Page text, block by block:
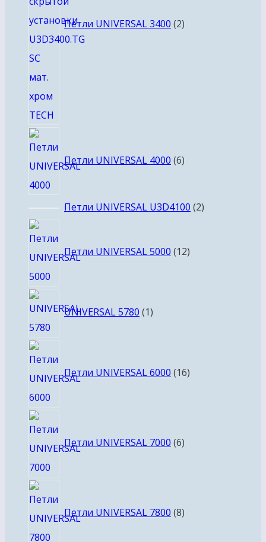
Петли UNIVERSAL 3400 2
Петли UNIVERSAL 4000 6товаров
Петли UNIVERSAL U3D4100 22
Петли UNIVERSAL 5000 12товаров
UNIVERSAL 5780 1товар
Петли UNIVERSAL 6000 16товаров
Петли UNIVERSAL 7000 6товаров
Петли UNIVERSAL 7800 8товаров